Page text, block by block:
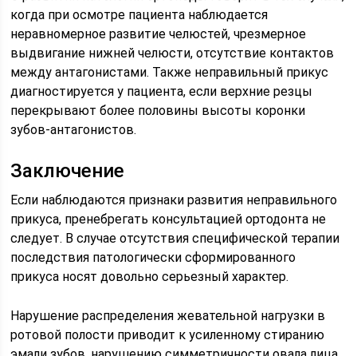
когда при осмотре пациента наблюдается
неравномерное развитие челюстей, чрезмерное
выдвигание нижней челюсти, отсутствие контактов
между антагонистами. Также неправильный прикус
диагностируется у пациента, если верхние резцы
перекрывают более половины высоты коронки
зубов-антагонистов.
Заключение
Если наблюдаются признаки развития неправильного
прикуса, пренебрегать консультацией ортодонта не
следует. В случае отсутствия специфической терапии
последствия патологически сформированного
прикуса носят довольно серьезный характер.
Нарушение распределения жевательной нагрузки в
ротовой полости приводит к усиленному стиранию